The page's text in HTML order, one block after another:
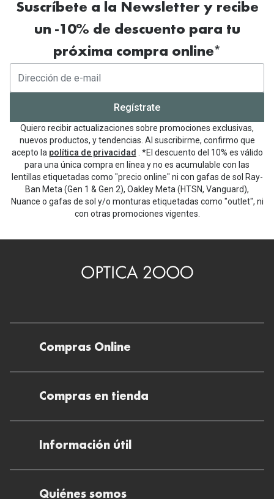
Suscríbete a la Newsletter y recibe
un -10% de descuento para tu
próxima compra online*
Regístrate
Quiero recibir actualizaciones sobre promociones exclusivas,
nuevos productos, y tendencias. Al suscribirme, confirmo que
acepto la política de privacidad . *El descuento del 10% es válido
para una única compra en línea y no es acumulable con las
lentillas etiquetadas como "precio online" ni con gafas de sol Ray-
Ban Meta (Gen 1 & Gen 2), Oakley Meta (HTSN, Vanguard),
Nuance o gafas de sol y/o monturas etiquetadas como "outlet", ni
con otras promociones vigentes.
Compras Online
Cómo encontrar mi pedido
Compras en tienda
Información útil
Quiénes somos